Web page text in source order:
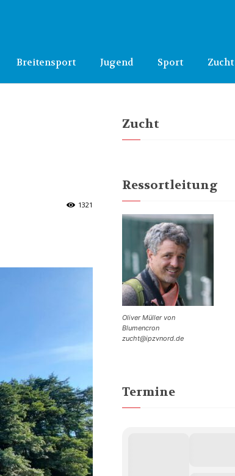
Breitensport Jugend Sport Zucht
1321
Zucht
Ressortleitung
Oliver Müller von
Blumencron
zucht@ipzvnord.de
Termine